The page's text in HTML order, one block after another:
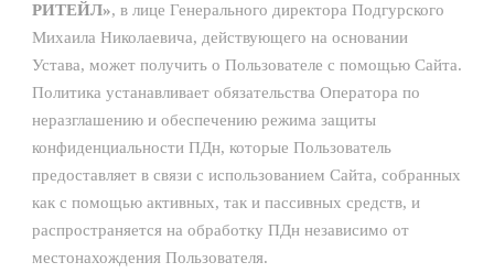
РИТЕЙЛ», в лице Генерального директора Подгурского
Михаила Николаевича, действующего на основании
Устава, может получить о Пользователе с помощью Сайта.
Политика устанавливает обязательства Оператора по
неразглашению и обеспечению режима защиты
конфиденциальности ПДн, которые Пользователь
предоставляет в связи с использованием Сайта, собранных
как с помощью активных, так и пассивных средств, и
распространяется на обработку ПДн независимо от
местонахождения Пользователя.